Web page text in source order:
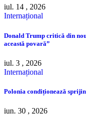
iul. 14 , 2026
Internațional
Donald Trump critică din
această povară”
iul. 3 , 2026
Internațional
Polonia condiționează
iun. 30 , 2026